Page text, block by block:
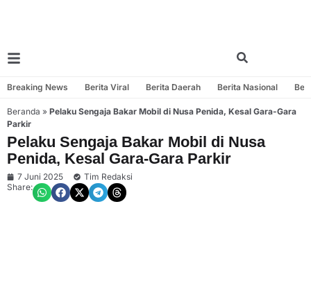
Breaking News Berita Viral Berita Daerah Berita Nasional
Beranda » Pelaku Sengaja Bakar Mobil di Nusa Penida, Kesal Gara-Gara
Parkir
Pelaku Sengaja Bakar Mobil di Nusa
Penida, Kesal Gara-Gara Parkir
7 Juni 2025
Tim Redaksi
Share: